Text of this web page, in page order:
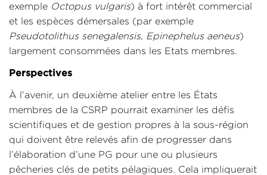
exemple Octopus vulgaris) à fort intérêt commercial
et les espèces démersales (par exemple
Pseudotolithus senegalensis, Epinephelus aeneus)
largement consommées dans les Etats membres.
Perspectives
À l’avenir, un deuxième atelier entre les États
membres de la CSRP pourrait examiner les défis
scientifiques et de gestion propres à la sous-région
qui doivent être relevés afin de progresser dans
l’élaboration d’une PG pour une ou plusieurs
pêcheries clés de petits pélagiques. Cela impliquerait